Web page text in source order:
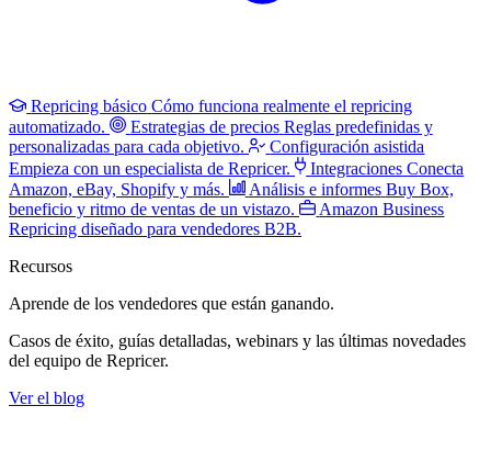
Repricing básico Cómo funciona realmente el repricing
automatizado.
Estrategias de precios Reglas predefinidas y
personalizadas para cada objetivo.
Configuración asistida
Empieza con un especialista de Repricer.
Integraciones Conecta
Amazon, eBay, Shopify y más.
Análisis e informes Buy Box,
beneficio y ritmo de ventas de un vistazo.
Amazon Business
Repricing diseñado para vendedores B2B.
Recursos
Aprende de los vendedores que están ganando.
Casos de éxito, guías detalladas, webinars y las últimas novedades
del equipo de Repricer.
Ver el blog